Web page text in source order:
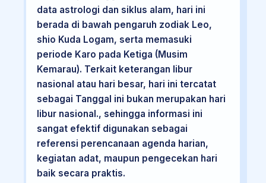
data astrologi dan siklus alam, hari ini
berada di bawah pengaruh zodiak Leo,
shio Kuda Logam, serta memasuki
periode Karo pada Ketiga (Musim
Kemarau). Terkait keterangan libur
nasional atau hari besar, hari ini tercatat
sebagai Tanggal ini bukan merupakan hari
libur nasional., sehingga informasi ini
sangat efektif digunakan sebagai
referensi perencanaan agenda harian,
kegiatan adat, maupun pengecekan hari
baik secara praktis.